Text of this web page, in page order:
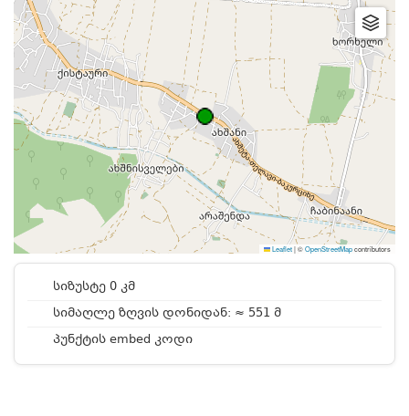
Leaflet|©OpenStreetMapcontributors
სიზუსტე 0 კმ
სიმაღლე ზღვის დონიდან: ≈ 551 მ
პუნქტის embed კოდი